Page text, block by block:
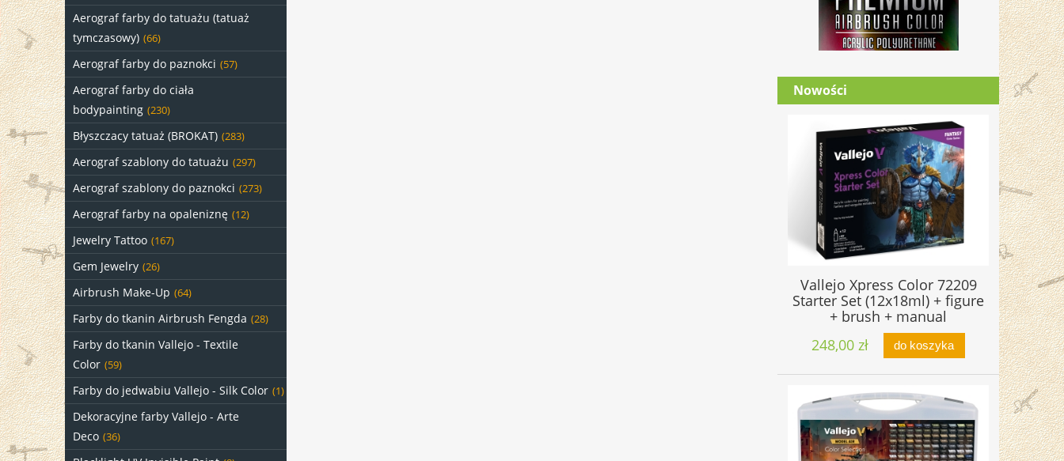
Aerograf farby do tatuażu (tatuaż
tymczasowy) (66)
Aerograf farby do paznokci (57)
Aerograf farby do ciała
bodypainting (230)
Błyszczacy tatuaż (BROKAT) (283)
Aerograf szablony do tatuażu (297)
Aerograf szablony do paznokci (273)
Aerograf farby na opaleniznę (12)
Jewelry Tattoo (167)
Gem Jewelry (26)
Airbrush Make-Up (64)
Farby do tkanin Airbrush Fengda (28)
Farby do tkanin Vallejo - Textile
Color (59)
Farby do jedwabiu Vallejo - Silk Color (1)
Dekoracyjne farby Vallejo - Arte
Deco (36)
Nowości
Vallejo Xpress Color 72209
Starter Set (12x18ml) + figure
+ brush + manual
248,00 zł
do koszyka